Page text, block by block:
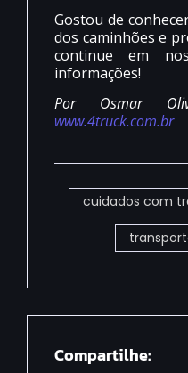
Gostou de
dos caminhões e
continue em
informações!
Por Osmar
www.4truck.com.br
cuidados com
Compartilhe: